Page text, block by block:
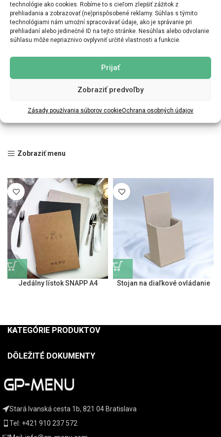
technológie ako cookies. Robíme to s cieľom zlepšiť zážitok z
prehliadania a zobrazovať (ne)prispôsobené reklamy. Súhlas s týmito
technológiami nám umožní spracovávať údaje, ako je správanie pri
prehliadaní alebo jedinečné ID na tejto stránke. Nesúhlas alebo odvolanie
súhlasu môže nepriaznivo ovplyvniť určité vlastnosti a funkcie.
Prijať
Zobraziť predvoľby
Zásady používania súborov cookieOchrana osobných údajov
Zobraziť menu
Jedálny lístok SNAPP A4 Stojan na diaľkové ovládanie
KATEGÓRIE PRODUKTOV
DÔLEŽITÉ DOKUMENTY
Stará Ivanská cesta 1b, 821 04 Bratislava
Tel: +421 910 237 572